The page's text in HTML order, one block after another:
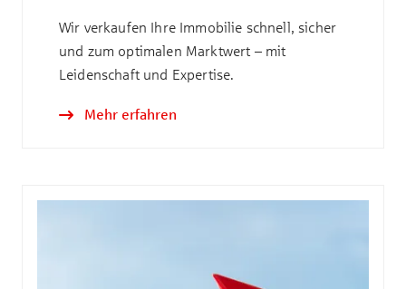
Wir verkaufen Ihre Immobilie schnell, sicher
und zum optimalen Marktwert – mit
Leidenschaft und Expertise.
Mehr erfahren